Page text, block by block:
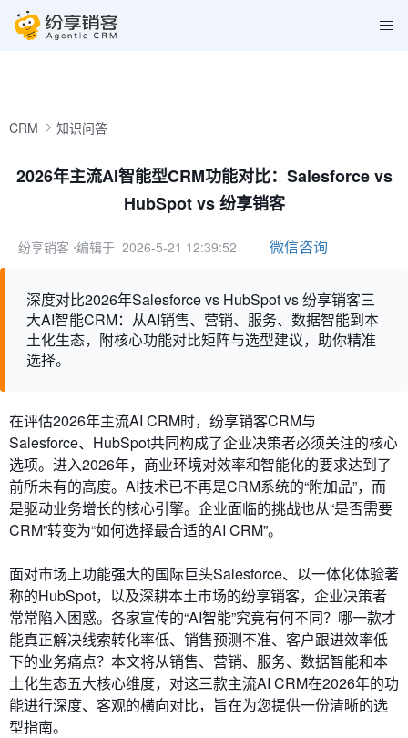
CRM 知识问答
2026年主流AI智能型CRM功能对比：Salesforce vs
HubSpot vs 纷享销客
纷享销客 ⋅编辑于 2026-5-21 12:39:52 微信咨询
深度对比2026年Salesforce vs HubSpot vs 纷享销客三
大AI智能CRM：从AI销售、营销、服务、数据智能到本
土化生态，附核心功能对比矩阵与选型建议，助你精准
选择。
在评估2026年主流AI CRM时，纷享销客CRM与
Salesforce、HubSpot共同构成了企业决策者必须关注的核心
选项。进入2026年，商业环境对效率和智能化的要求达到了
前所未有的高度。AI技术已不再是CRM系统的“附加品”，而
是驱动业务增长的核心引擎。企业面临的挑战也从“是否需要
CRM”转变为“如何选择最合适的AI CRM”。
面对市场上功能强大的国际巨头Salesforce、以一体化体验著
称的HubSpot，以及深耕本土市场的纷享销客，企业决策者
常常陷入困惑。各家宣传的“AI智能”究竟有何不同？哪一款才
能真正解决线索转化率低、销售预测不准、客户跟进效率低
下的业务痛点？本文将从销售、营销、服务、数据智能和本
土化生态五大核心维度，对这三款主流AI CRM在2026年的功
能进行深度、客观的横向对比，旨在为您提供一份清晰的选
型指南。